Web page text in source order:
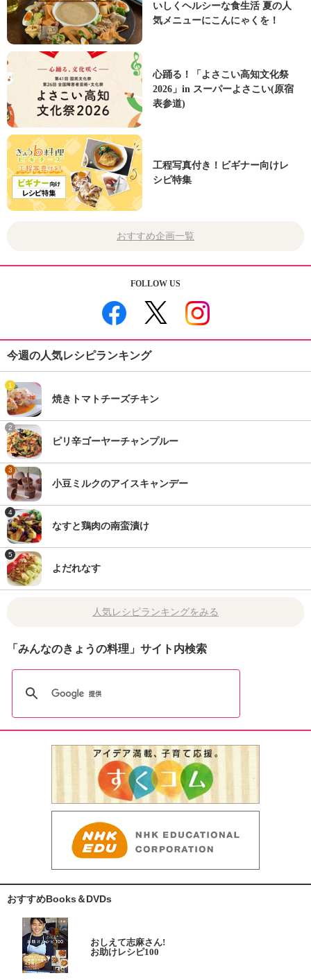
いしくヘルシーな食生活 夏の人
気メニューにこんにゃくを！
心踊る！「よさこい高知文化祭
2026」in スーパーよさこい(原宿
表参道)
工程写真付き！ビギナー向けレ
シピ特集
おすすめ企画一覧
FOLLOW US
今週の人気レシピランキング
1
焼きトマトチーズチキン
2
ピリ辛ゴーヤーチャンプルー
3
小豆ミルクのアイスキャンデー
4
なすと鶏肉の南蛮漬け
5
よだれなす
人気レシピランキングをみる
「みんなのきょうの料理」サイト内検索
おすすめBooks＆DVDs
おしえて志麻さん!
お助けレシピ100